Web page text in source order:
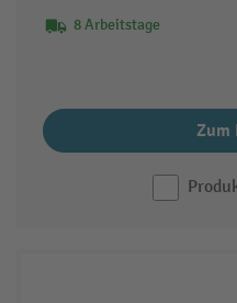
8 Arbeitstage
Zum